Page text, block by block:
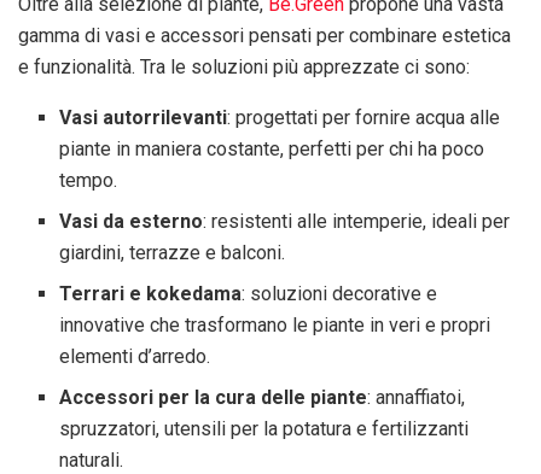
Oltre alla selezione di piante, Be.Green propone una vasta
gamma di vasi e accessori pensati per combinare estetica
e funzionalità. Tra le soluzioni più apprezzate ci sono:
Vasi autorrilevanti: progettati per fornire acqua alle
piante in maniera costante, perfetti per chi ha poco
tempo.
Vasi da esterno: resistenti alle intemperie, ideali per
giardini, terrazze e balconi.
Terrari e kokedama: soluzioni decorative e
innovative che trasformano le piante in veri e propri
elementi d’arredo.
Accessori per la cura delle piante: annaffiatoi,
spruzzatori, utensili per la potatura e fertilizzanti
naturali.